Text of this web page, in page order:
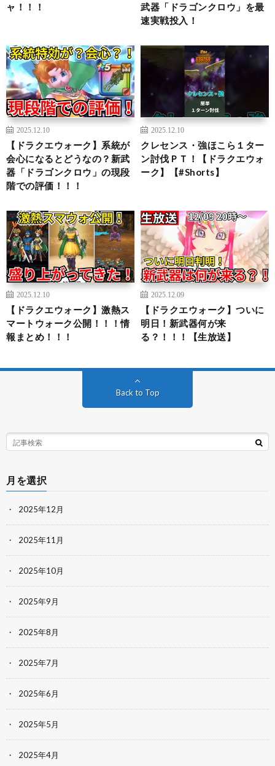
ャ！！！
武器「ドラゴンクロウ」を最
速実戦投入！
2025.12.10
【ドラクエウォーク】系統が
会心になるとどうなの？新武
器「ドラゴンクロウ」の現段
階での評価！！！
2025.12.10
クレセンス・強ほこら１ター
ン討伐ＰＴ！【ドラクエウォ
ーク】【#Shorts】
2025.12.10
【ドラクエウォーク】激熱ス
マートウォーク公開！！！情
報まとめ！！！
2025.12.09
【ドラクエウォーク】ついに
明日！新武器何が来
る？！！！【生放送】
Back to Top
月を選択
2025年12月
2025年11月
2025年10月
2025年9月
2025年8月
2025年7月
2025年6月
2025年5月
2025年4月